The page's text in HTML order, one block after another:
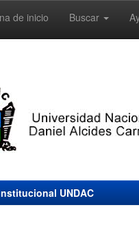
de inicio Buscar
UNDAC